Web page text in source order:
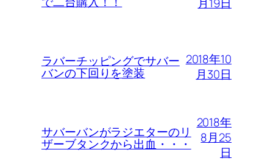
ラバーチッピングでサバー
バンの下回りを塗装
2018年10
月30日
サバーバンがラジエターのリ
ザーブタンクから出血・・・
2018年
8月25
日